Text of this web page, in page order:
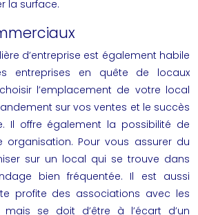
la surface.
d’entreprise est également habile
entreprises en quête de locaux
l’emplacement de votre local
sur vos ventes et le succès
Il offre également la possibilité de
organisation. Pour vous assurer du
sur un local qui se trouve dans
bien fréquentée. Il est aussi
profite des associations avec les
mais se doit d’être à l’écart d’un